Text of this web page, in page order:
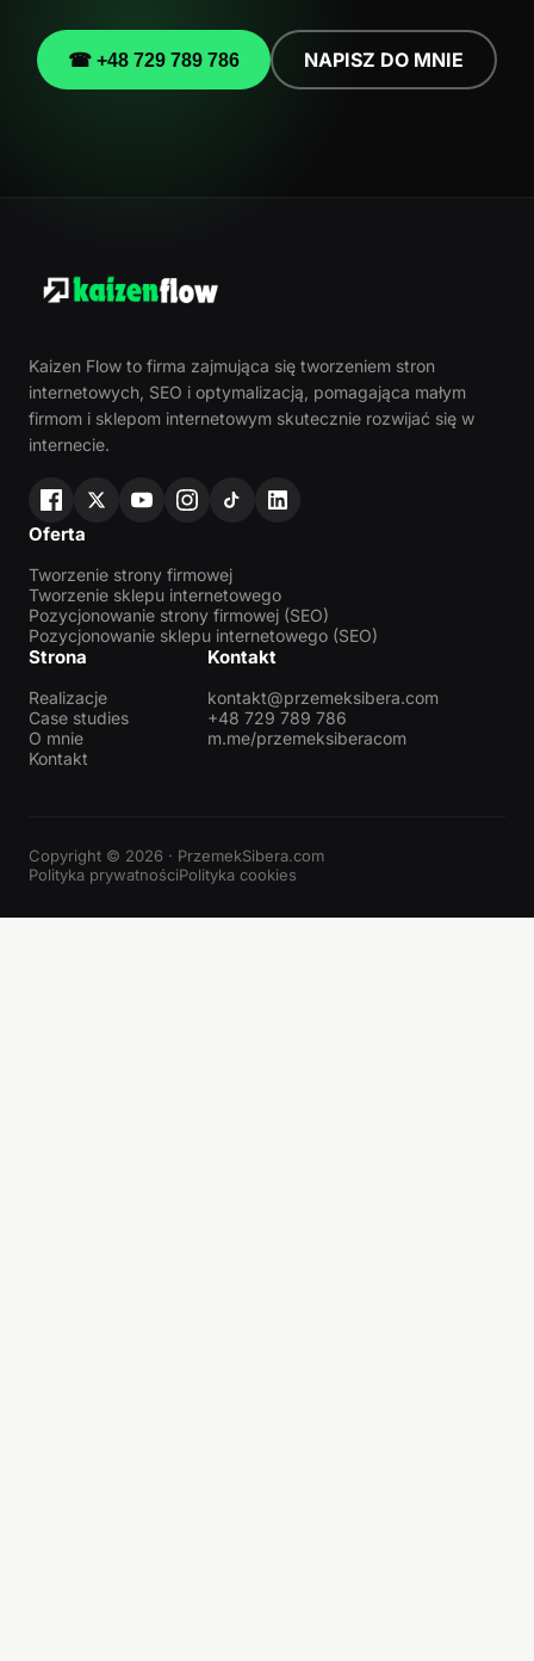
☎ +48 729 789 786 NAPISZ DO MNIE
Kaizen Flow to firma zajmująca się tworzeniem stron
internetowych, SEO i optymalizacją, pomagająca małym
firmom i sklepom internetowym skutecznie rozwijać się w
internecie.
Oferta
Tworzenie strony firmowej
Tworzenie sklepu internetowego
Pozycjonowanie strony firmowej (SEO)
Pozycjonowanie sklepu internetowego (SEO)
Strona
Realizacje
Case studies
O mnie
Kontakt
Kontakt
kontakt@przemeksibera.com
+48 729 789 786
m.me/przemeksiberacom
Copyright © 2026 · PrzemekSibera.com
Polityka prywatnościPolityka cookies